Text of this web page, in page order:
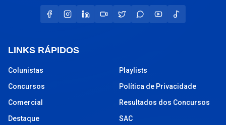
LINKS RÁPIDOS
Colunistas
Concursos
Comercial
Destaque
Playlists
Política de Privacidade
Resultados dos Concursos
SAC